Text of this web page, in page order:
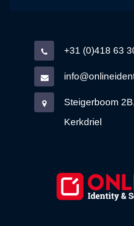
+31 (0)418 63
Steigerboom
Kerkdriel